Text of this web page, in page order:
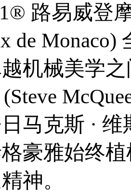
路易威登
de
机械美学
(Steve
马克斯 · 维
豪雅始终
神。